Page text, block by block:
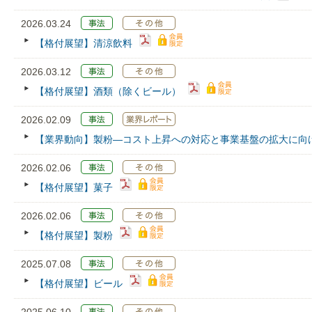
2026.03.24
【格付展望】清涼飲料
2026.03.12
【格付展望】酒類（除くビール）
2026.02.09
【業界動向】製粉―コスト上昇への対応と事業基盤の拡大に
2026.02.06
【格付展望】菓子
2026.02.06
【格付展望】製粉
2025.07.08
【格付展望】ビール